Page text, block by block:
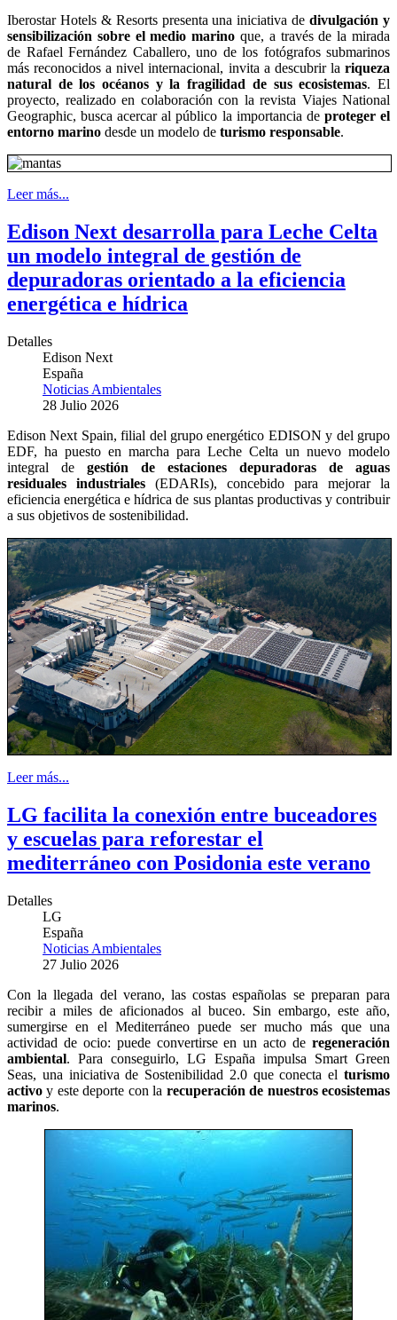
Iberostar Hotels & Resorts presenta una iniciativa dedivulgación y
sensibilización sobre el medio marino que, a través de la mirada
de Rafael Fernández Caballero, uno de los fotógrafos submarinos
más reconocidos a nivel internacional, invita a descubrir la riqueza
natural de los océanos y la fragilidad de sus ecosistemas. El
proyecto, realizado en colaboración con la revista Viajes National
Geographic, busca acercar al público la importancia de proteger el
entorno marino desde un modelo de turismo responsable.
Leer más...
Edison Next desarrolla para Leche Celta
un modelo integral de gestión de
depuradoras orientado a la eficiencia
energética e hídrica
Detalles
Edison Next
España
Noticias Ambientales
28 Julio 2026
Edison Next Spain, filial del grupo energético EDISON y del grupo
EDF, ha puesto en marcha para Leche Celta un nuevo modelo
integral de gestión de estaciones depuradoras de aguas
residuales industriales (EDARIs), concebido para mejorar la
eficiencia energética e hídrica de sus plantas productivas y contribuir
a sus objetivos de sostenibilidad.
Leer más...
LG facilita la conexión entre buceadores
y escuelas para reforestar el
mediterráneo con Posidonia este verano
Detalles
LG
España
Noticias Ambientales
27 Julio 2026
Con la llegada del verano, las costas españolas se preparan para
recibir a miles de aficionados al buceo. Sin embargo, este año,
sumergirse en el Mediterráneo puede ser mucho más que una
actividad de ocio: puede convertirse en un acto de regeneración
ambiental. Para conseguirlo, LG España impulsa Smart Green
Seas, una iniciativa de Sostenibilidad 2.0 que conecta el turismo
activo y este deporte con la recuperación de nuestros ecosistemas
marinos.